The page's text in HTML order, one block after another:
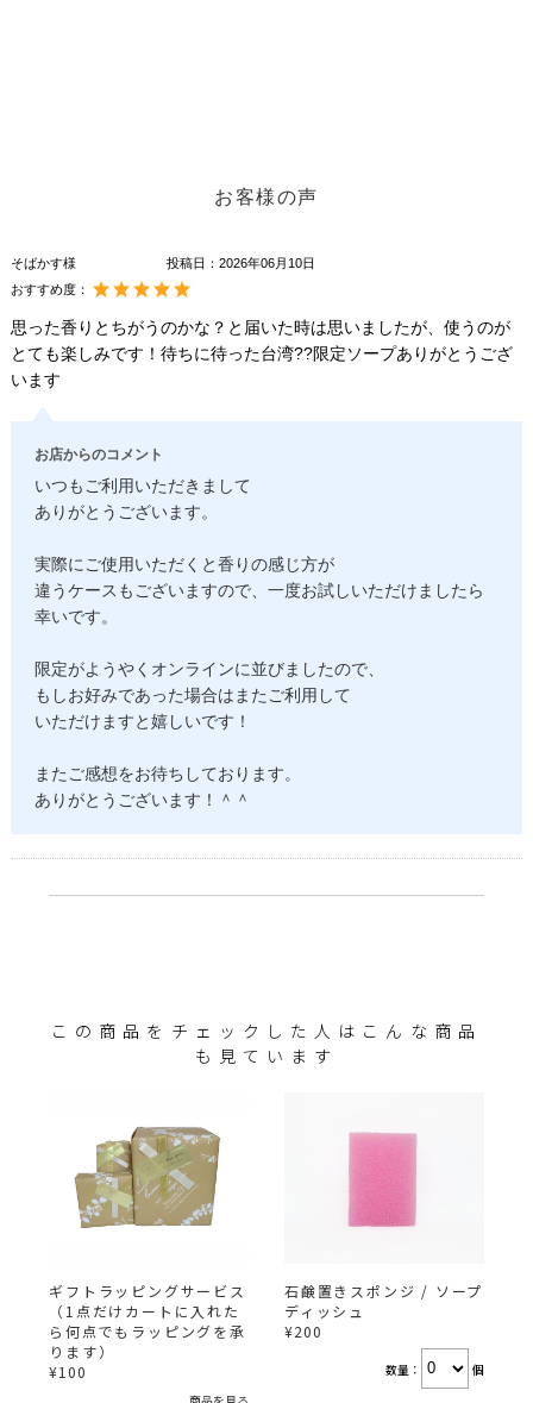
お客様の声
そばかす様 投稿日： 2026年06月10日
おすすめ度：
思った香りとちがうのかな？と届いた時は思いましたが、使うのが
とても楽しみです！待ちに待った台湾??限定ソープありがとうござ
います
お店からのコメント
いつもご利用いただきまして
ありがとうございます。
実際にご使用いただくと香りの感じ方が
違うケースもございますので、一度お試しいただけましたら
幸いです。
限定がようやくオンラインに並びましたので、
もしお好みであった場合はまたご利用して
いただけますと嬉しいです！
またご感想をお待ちしております。
ありがとうございます！＾＾
この商品をチェックした人はこんな商品
も見ています
ギフトラッピングサービス
（1点だけカートに入れた
ら何点でもラッピングを承
ります）
¥100
石鹸置きスポンジ / ソープ
ディッシュ
¥200
数量： 個